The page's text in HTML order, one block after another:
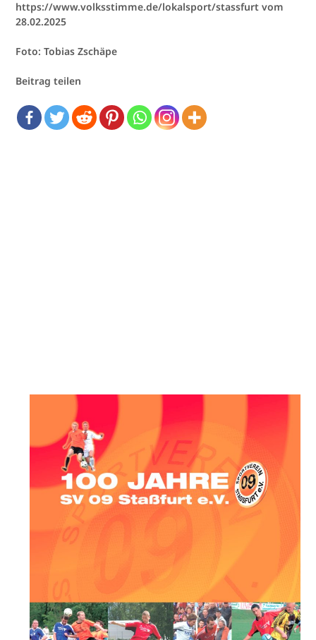
https://www.volksstimme.de/lokalsport/stassfurt vom
28.02.2025
Foto: Tobias Zschäpe
Beitrag teilen